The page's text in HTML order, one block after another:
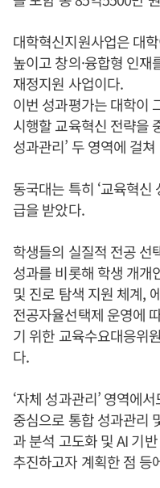
대학혁신지원사업은 대
높이고 창의·융합형 인
재정지원 사업이다.
이번 성과평가는 대학이
시행할 교육혁신 전략을
성과관리’ 두 영역에 걸
동국대는 특히 ‘교육혁신
급을 받았다.
학생들의 실질적 전공 선
성과를 비롯해 학생 개개
및 진로 탐색 지원 체계,
전공자율선택제 운영에
기 위한 교육수요대응위
다.
‘자체 성과관리’ 영역에
중심으로 통합 성과관리
과 분석 고도화 및 AI 기
추진하고자 계획한 점 등